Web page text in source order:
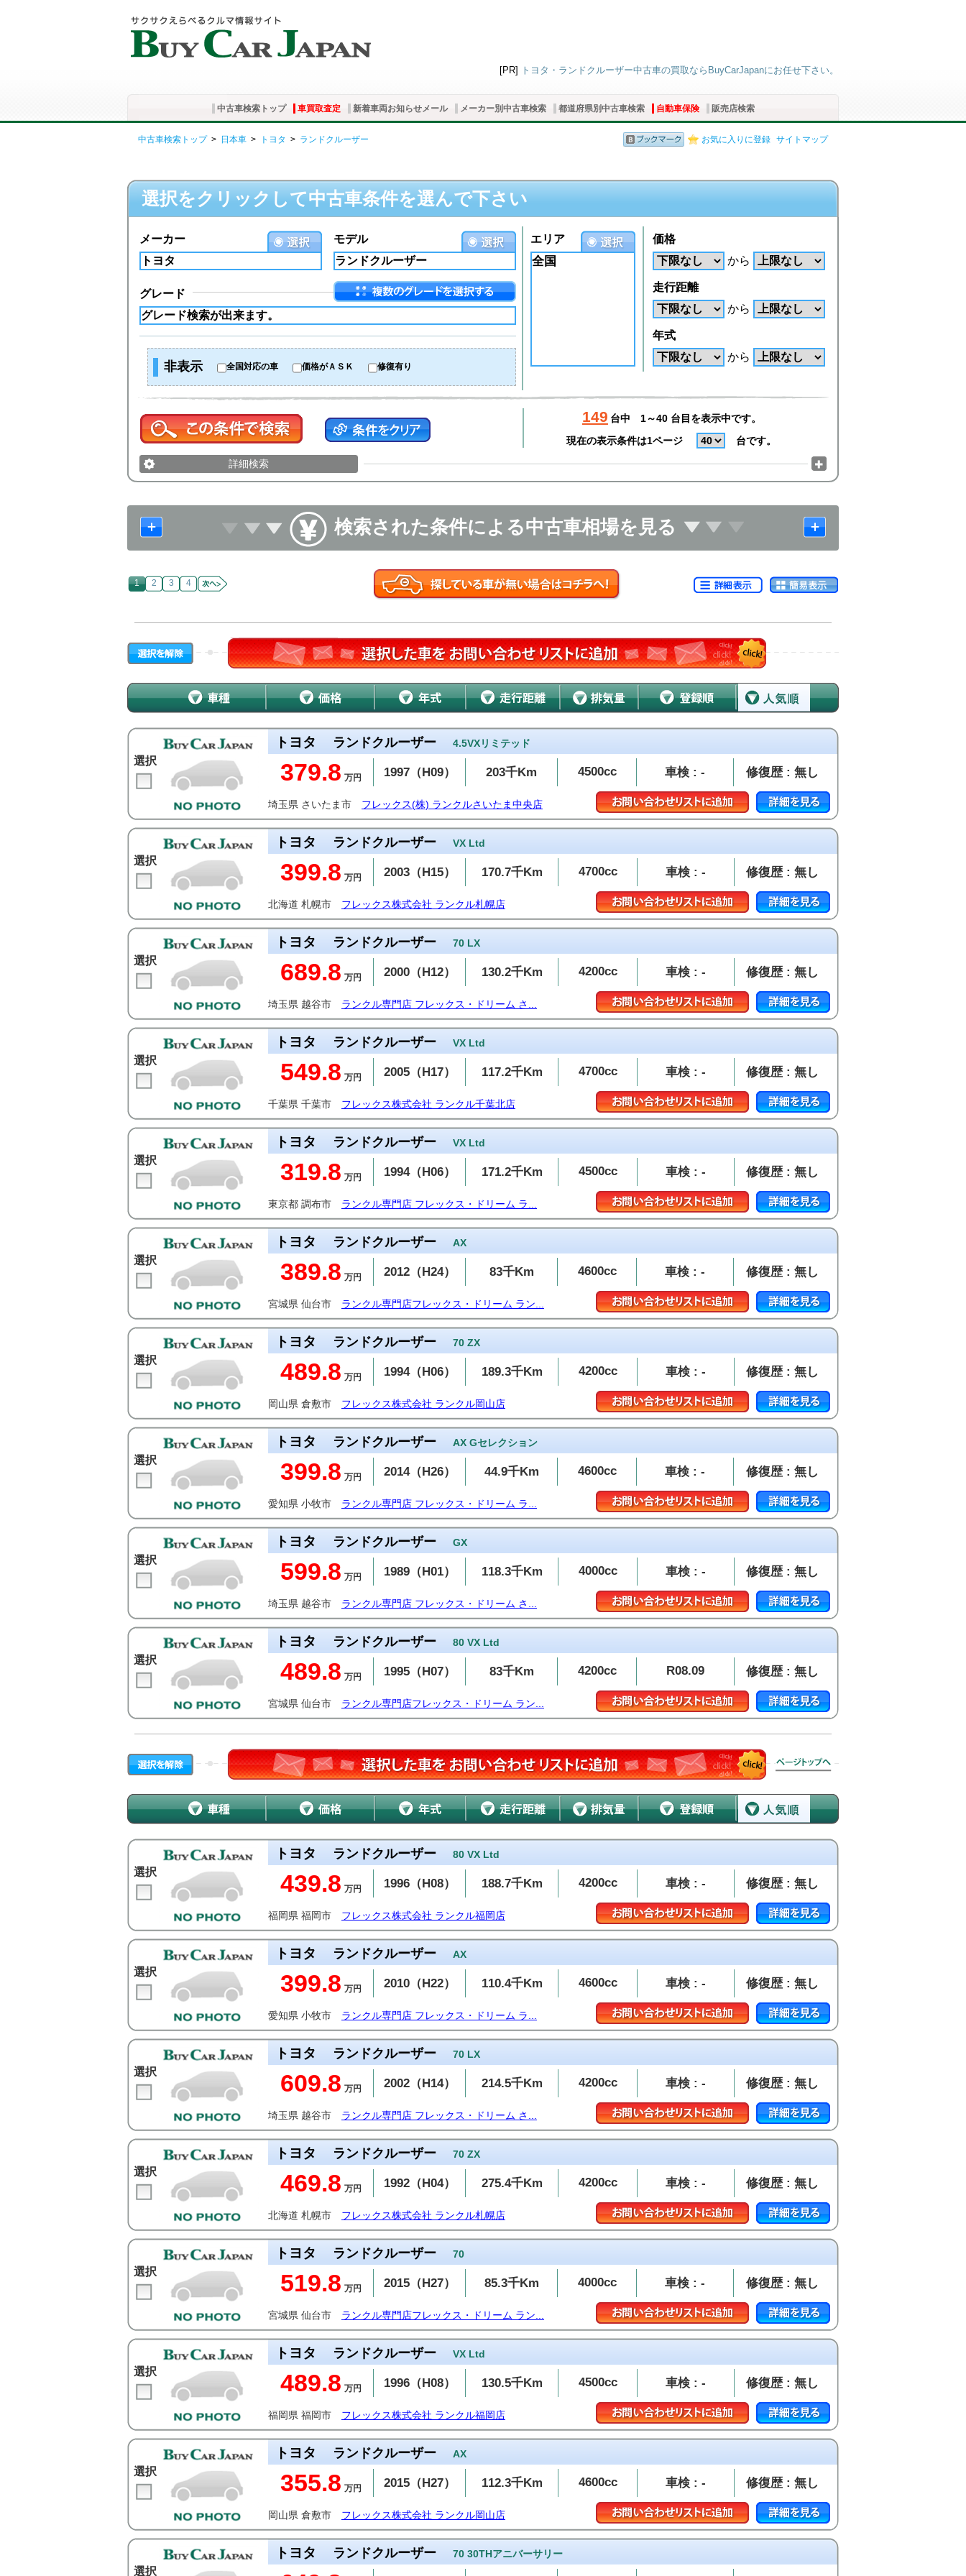
[PR] トヨタ・ランドクルーザー中古車の買取ならBuyCarJapanにお任せ下さい。
中古車検索トップ 車買取査定 新着車両お知らせメール メーカー別中古車検索 都道府県別中古車検索 自動車保険 販売店検索
お気に入りに登録 サイトマップ
中古車検索トップ> 日本車 > トヨタ > ランドクルーザー
選択をクリックして中古車条件を選んで下さい
モデル
メーカー
グレード
非表示 全国対応の車 価格がＡＳＫ 修復有り
エリア
全国
価格
から
走行距離
から
年式
から
149 台中
1～40 台目を表示中です。
現在の表示条件は1ページ
台です。
詳細検索
検索された条件による中古車相場を見る
1 2 3 4
選択
トヨタ ランドクルーザー 4.5VXリミテッド
379.8 万円 1997（H09） 203千Km 4500cc 車検 : - 修復歴 : 無し
埼玉県 さいたま市 フレックス(株) ランクルさいたま中央店
選択
トヨタ ランドクルーザー VX Ltd
399.8 万円 2003（H15） 170.7千Km 4700cc 車検 : - 修復歴 : 無し
北海道 札幌市 フレックス株式会社 ランクル札幌店
選択
トヨタ ランドクルーザー 70 LX
689.8 万円 2000（H12） 130.2千Km 4200cc 車検 : - 修復歴 : 無し
埼玉県 越谷市 ランクル専門店 フレックス・ドリーム さ...
選択
トヨタ ランドクルーザー VX Ltd
549.8 万円 2005（H17） 117.2千Km 4700cc 車検 : - 修復歴 : 無し
千葉県 千葉市 フレックス株式会社 ランクル千葉北店
選択
トヨタ ランドクルーザー VX Ltd
319.8 万円 1994（H06） 171.2千Km 4500cc 車検 : - 修復歴 : 無し
東京都 調布市 ランクル専門店 フレックス・ドリーム ラ...
選択
トヨタ ランドクルーザー AX
389.8 万円 2012（H24） 83千Km 4600cc 車検 : - 修復歴 : 無し
宮城県 仙台市 ランクル専門店フレックス・ドリーム ラン...
選択
トヨタ ランドクルーザー 70 ZX
489.8 万円 1994（H06） 189.3千Km 4200cc 車検 : - 修復歴 : 無し
岡山県 倉敷市 フレックス株式会社 ランクル岡山店
選択
トヨタ ランドクルーザー AX Gセレクション
399.8 万円 2014（H26） 44.9千Km 4600cc 車検 : - 修復歴 : 無し
愛知県 小牧市 ランクル専門店 フレックス・ドリーム ラ...
選択
トヨタ ランドクルーザー GX
599.8 万円 1989（H01） 118.3千Km 4000cc 車検 : - 修復歴 : 無し
埼玉県 越谷市 ランクル専門店 フレックス・ドリーム さ...
選択
トヨタ ランドクルーザー 80 VX Ltd
489.8 万円 1995（H07） 83千Km 4200cc R08.09 修復歴 : 無し
宮城県 仙台市 ランクル専門店フレックス・ドリーム ラン...
選択
トヨタ ランドクルーザー 80 VX Ltd
439.8 万円 1996（H08） 188.7千Km 4200cc 車検 : - 修復歴 : 無し
福岡県 福岡市 フレックス株式会社 ランクル福岡店
選択
トヨタ ランドクルーザー AX
399.8 万円 2010（H22） 110.4千Km 4600cc 車検 : - 修復歴 : 無し
愛知県 小牧市 ランクル専門店 フレックス・ドリーム ラ...
選択
トヨタ ランドクルーザー 70 LX
609.8 万円 2002（H14） 214.5千Km 4200cc 車検 : - 修復歴 : 無し
埼玉県 越谷市 ランクル専門店 フレックス・ドリーム さ...
選択
トヨタ ランドクルーザー 70 ZX
469.8 万円 1992（H04） 275.4千Km 4200cc 車検 : - 修復歴 : 無し
北海道 札幌市 フレックス株式会社 ランクル札幌店
選択
トヨタ ランドクルーザー 70
519.8 万円 2015（H27） 85.3千Km 4000cc 車検 : - 修復歴 : 無し
宮城県 仙台市 ランクル専門店フレックス・ドリーム ラン...
選択
トヨタ ランドクルーザー VX Ltd
489.8 万円 1996（H08） 130.5千Km 4500cc 車検 : - 修復歴 : 無し
福岡県 福岡市 フレックス株式会社 ランクル福岡店
選択
トヨタ ランドクルーザー AX
355.8 万円 2015（H27） 112.3千Km 4600cc 車検 : - 修復歴 : 無し
岡山県 倉敷市 フレックス株式会社 ランクル岡山店
選択
トヨタ ランドクルーザー 70 30THアニバーサリー